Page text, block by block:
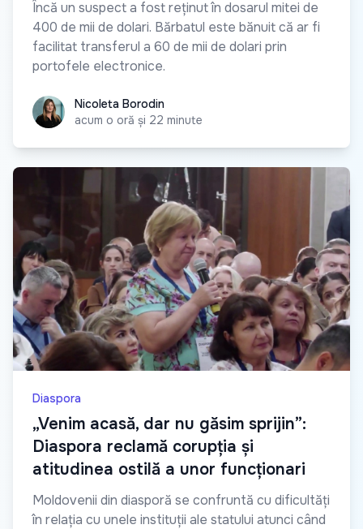
Încă un suspect a fost reținut în dosarul mitei de
400 de mii de dolari. Bărbatul este bănuit că ar fi
facilitat transferul a 60 de mii de dolari prin
portofele electronice.
Nicoleta Borodin
Nicoleta Borodin
acum o oră și 22 minute
Diaspora
„Venim acasă, dar nu găsim sprijin”:
Diaspora reclamă corupția și
atitudinea ostilă a unor funcționari
Moldovenii din diasporă se confruntă cu dificultăți
în relația cu unele instituții ale statului atunci când